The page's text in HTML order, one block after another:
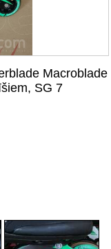
Macroblade
SG 7